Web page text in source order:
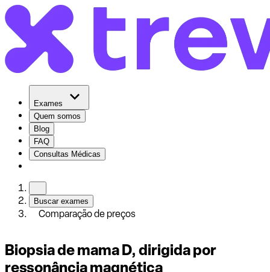
Exames
Quem somos
Blog
FAQ
Consultas Médicas
Buscar exames
Comparação de preços
Biopsia de mama D, dirigida por
ressonância magnética